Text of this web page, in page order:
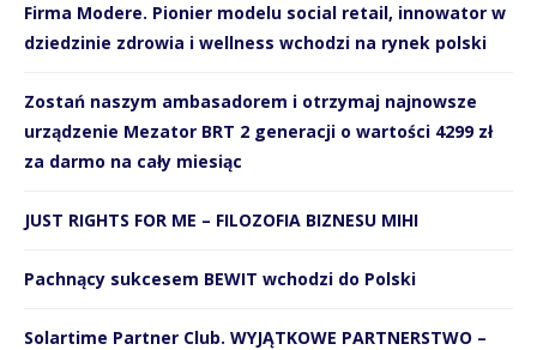
Firma Modere. Pionier modelu social retail, innowator w
dziedzinie zdrowia i wellness wchodzi na rynek polski
Zostań naszym ambasadorem i otrzymaj najnowsze
urządzenie Mezator BRT 2 generacji o wartości 4299 zł
za darmo na cały miesiąc
JUST RIGHTS FOR ME – FILOZOFIA BIZNESU MIHI
Pachnący sukcesem BEWIT wchodzi do Polski
Solartime Partner Club. WYJĄTKOWE PARTNERSTWO –